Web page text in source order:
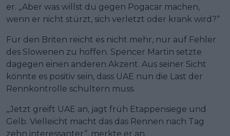
er. „Aber was willst du gegen Pogacar machen,
wenn er nicht stürzt, sich verletzt oder krank wird?“
Für den Briten reicht es nicht mehr, nur auf Fehler
des Slowenen zu hoffen. Spencer Martin setzte
dagegen einen anderen Akzent. Aus seiner Sicht
könnte es positiv sein, dass UAE nun die Last der
Rennkontrolle schultern muss.
„Jetzt greift UAE an, jagt früh Etappensiege und
Gelb. Vielleicht macht das das Rennen nach Tag
zehn interessanter“, merkte er an.